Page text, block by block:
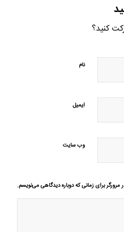
کنید؟
نام
ایمیل
وب‌ سایت
برای زمانی که دوباره دیدگاهی می‌نویسم.